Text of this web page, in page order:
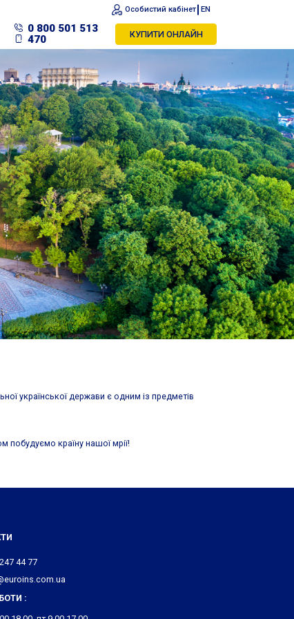
Особистий кабінет EN
0 800 501 513
470
КУПИТИ ОНЛАЙН
української держави є одним із предметів
побудуємо країну нашої мрії!
44 77
: